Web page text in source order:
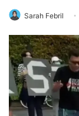
Sarah Febril